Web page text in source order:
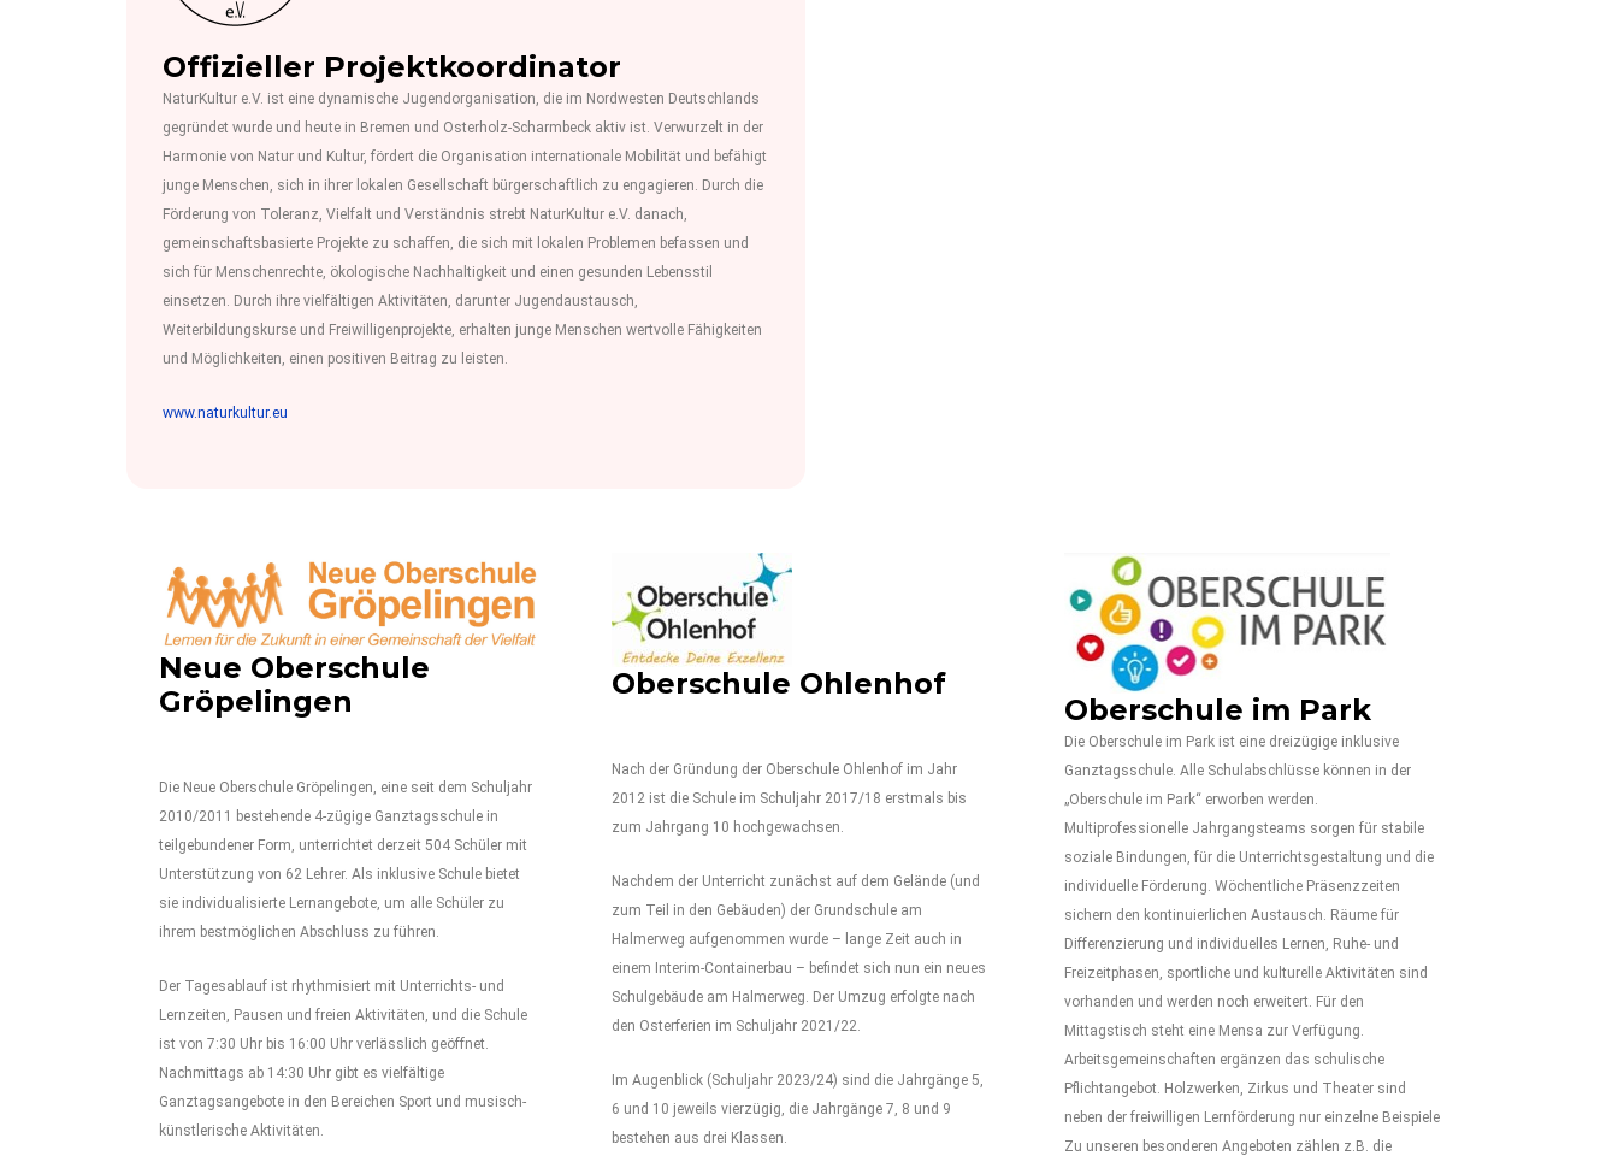
Offizieller Projektkoordinator
NaturKultur e.V. ist eine dynamische Jugendorganisation, die im Nordwesten Deutschlands
gegründet wurde und heute in Bremen und Osterholz-Scharmbeck aktiv ist. Verwurzelt in der
Harmonie von Natur und Kultur, fördert die Organisation internationale Mobilität und befähigt
junge Menschen, sich in ihrer lokalen Gesellschaft bürgerschaftlich zu engagieren. Durch die
Förderung von Toleranz, Vielfalt und Verständnis strebt NaturKultur e.V. danach,
gemeinschaftsbasierte Projekte zu schaffen, die sich mit lokalen Problemen befassen und
sich für Menschenrechte, ökologische Nachhaltigkeit und einen gesunden Lebensstil
einsetzen. Durch ihre vielfältigen Aktivitäten, darunter Jugendaustausch,
Weiterbildungskurse und Freiwilligenprojekte, erhalten junge Menschen wertvolle Fähigkeiten
und Möglichkeiten, einen positiven Beitrag zu leisten.
www.naturkultur.eu
Neue Oberschule
Gröpelingen
Die Neue Oberschule Gröpelingen, eine seit dem Schuljahr
2010/2011 bestehende 4-zügige Ganztagsschule in
teilgebundener Form, unterrichtet derzeit 504 Schüler mit
Unterstützung von 62 Lehrer. Als inklusive Schule bietet
sie individualisierte Lernangebote, um alle Schüler zu
ihrem bestmöglichen Abschluss zu führen.
Der Tagesablauf ist rhythmisiert mit Unterrichts- und
Lernzeiten, Pausen und freien Aktivitäten, und die Schule
ist von 7:30 Uhr bis 16:00 Uhr verlässlich geöffnet.
Nachmittags ab 14:30 Uhr gibt es vielfältige
Ganztagsangebote in den Bereichen Sport und musisch-
künstlerische Aktivitäten.
Oberschule Ohlenhof
Nach der Gründung der Oberschule Ohlenhof im Jahr
2012 ist die Schule im Schuljahr 2017/18 erstmals bis
zum Jahrgang 10 hochgewachsen.
Nachdem der Unterricht zunächst auf dem Gelände (und
zum Teil in den Gebäuden) der Grundschule am
Halmerweg aufgenommen wurde – lange Zeit auch in
einem Interim-Containerbau – befindet sich nun ein neues
Schulgebäude am Halmerweg. Der Umzug erfolgte nach
den Osterferien im Schuljahr 2021/22.
Im Augenblick (Schuljahr 2023/24) sind die Jahrgänge 5,
6 und 10 jeweils vierzügig, die Jahrgänge 7, 8 und 9
bestehen aus drei Klassen.
Oberschule im Park
Die Oberschule im Park ist eine dreizügige inklusive
Ganztagsschule. Alle Schulabschlüsse können in der
„Oberschule im Park“ erworben werden.
Multiprofessionelle Jahrgangsteams sorgen für stabile
soziale Bindungen, für die Unterrichtsgestaltung und die
individuelle Förderung. Wöchentliche Präsenzzeiten
sichern den kontinuierlichen Austausch. Räume für
Differenzierung und individuelles Lernen, Ruhe- und
Freizeitphasen, sportliche und kulturelle Aktivitäten sind
vorhanden und werden noch erweitert. Für den
Mittagstisch steht eine Mensa zur Verfügung.
Arbeitsgemeinschaften ergänzen das schulische
Pflichtangebot. Holzwerken, Zirkus und Theater sind
neben der freiwilligen Lernförderung nur einzelne Beispiele
Zu unseren besonderen Angeboten zählen z.B. die